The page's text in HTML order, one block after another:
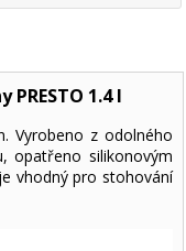
1.4 l
Vyrobeno z odolného
opatřeno silikonovým
vhodný pro stohování